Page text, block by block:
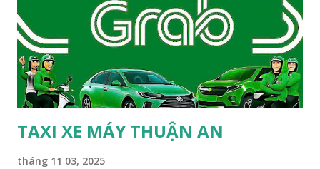
TAXI XE MÁY THUẬN AN
tháng 11 03, 2025